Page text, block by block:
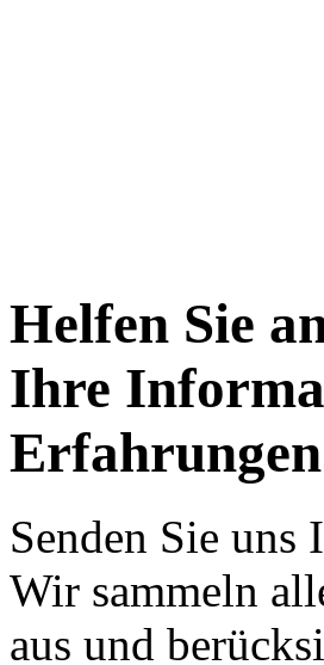
Helfen Sie
Ihre
Senden Sie
Wir sammeln
aus und